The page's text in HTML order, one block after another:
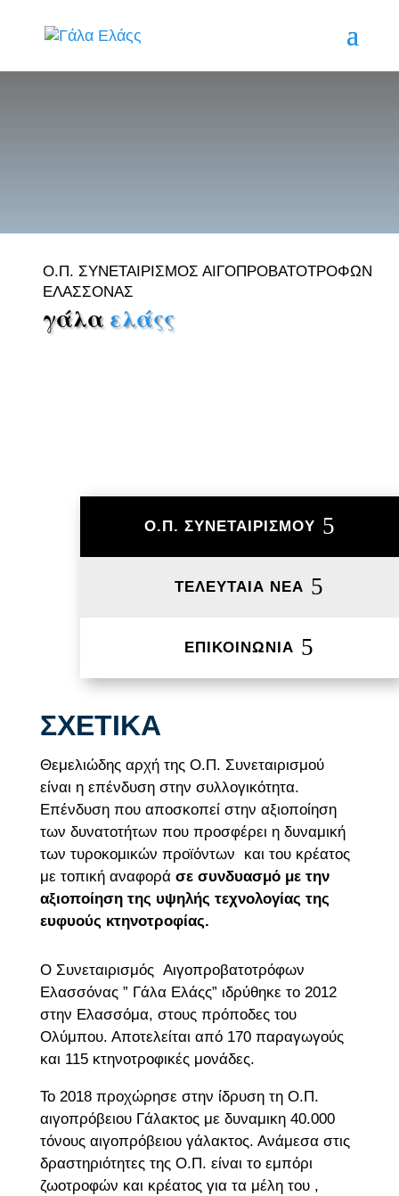
Ο.Π. ΣΥΝΕΤΑΙΡΙΣΜΌΣ ΑΙΓΟΠΡΟΒΑΤΟΤΡΌΦΩΝ
ΕΛΑΣΣΌΝΑΣ
γάλαελάςς
Ο.Π. ΣΥΝΕΤΑΙΡΙΣΜΟΥ
ΤΕΛΕΥΤΑΙΑ ΝΕΑ
ΕΠΙΚΟΙΝΩΝΙΑ
ΣΧΕΤΙΚΑ
Θεμελιώδης αρχή της Ο.Π. Συνεταιρισμού
είναι η επένδυση στην συλλογικότητα.
Επένδυση που αποσκοπεί στην αξιοποίηση
των δυνατοτήτων που προσφέρει η δυναμική
των τυροκομικών προϊόντων
και του κρέατος
με τοπική αναφορά σε συνδυασμό με την
αξιοποίηση της υψηλής τεχνολογίας της
ευφυούς κτηνοτροφίας.
Ο Συνεταιρισμός Αιγοπροβατοτρόφων
Ελασσόνας ” Γάλα Ελάςς” ιδρύθηκε το 2012
στην Ελασσόμα, στους πρόποδες του
Ολύμπου. Αποτελείται από 170 παραγωγούς
και 115 κτηνοτροφικές μονάδες.
Το 2018 προχώρησε στην ίδρυση τη Ο.Π.
αιγοπρόβειου Γάλακτος με δυναμικη 40.000
τόνους αιγοπρόβειου γάλακτος. Ανάμεσα στις
δραστηριότητες της Ο.Π. είναι το εμπόρι
ζωοτροφών και κρέατος για τα μέλη του ,